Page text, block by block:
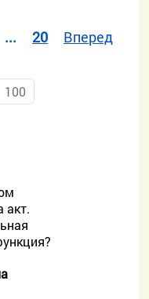
... 20 Вперед
100
акт.